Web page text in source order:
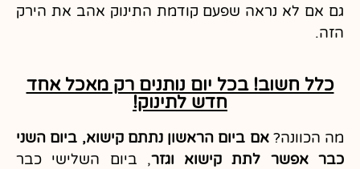
גם אם לא נראה שפעם קודמת התינוק אהב את הירק
הזה.
כלל חשוב! בכל יום נותנים רק מאכל אחד
חדש לתינוק!
מה הכוונה?אם ביום הראשון נתתם קישוא, ביום השני
כבר אפשר לתת קישוא וגזר, ביום השלישי כבר